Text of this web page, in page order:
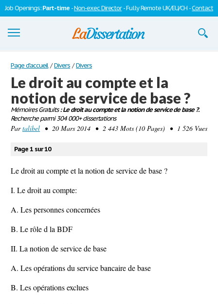
Job Openings:Part-time -Non-exec Director- Fully Remote UK/EU/CH -Contact
Dissertations
S'inscrire
Se connecter
Contactez-nous
Page d'accueil / Divers / Divers
Le droit au compte et la
notion de service de base ?
Mémoires Gratuits: Le droit au compte et la notion de service de base ?.
Recherche parmi 304 000+ dissertations
Partalibel • 20 Mars 2014 • 2 443 Mots (10 Pages) • 1 526 Vues
Page 1 sur 10
Le droit au compte et la notion de service de base ?
I. Le droit au compte:
A. Les personnes concernées
B. Le rôle d la BDF
II. La notion de service de base
A. Les opérations du service bancaire de base
B. Les opérations exclues